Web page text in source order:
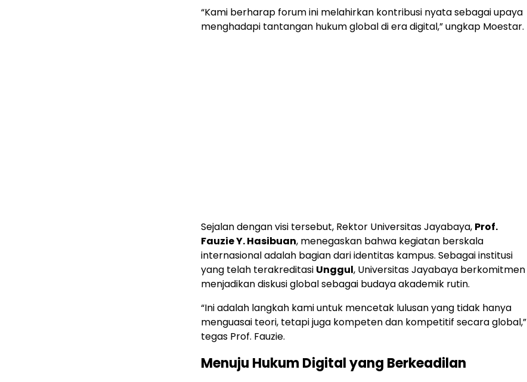
“Kami berharap forum ini melahirkan kontribusi nyata sebagai upaya
menghadapi tantangan hukum global di era digital,” ungkap Moestar.
Sejalan dengan visi tersebut, Rektor Universitas Jayabaya, Prof.
Fauzie Y. Hasibuan, menegaskan bahwa kegiatan berskala
internasional adalah bagian dari identitas kampus. Sebagai institusi
yang telah terakreditasi Unggul, Universitas Jayabaya berkomitmen
menjadikan diskusi global sebagai budaya akademik rutin.
“Ini adalah langkah kami untuk mencetak lulusan yang tidak hanya
menguasai teori, tetapi juga kompeten dan kompetitif secara global,”
tegas Prof. Fauzie.
Menuju Hukum Digital yang Berkeadilan